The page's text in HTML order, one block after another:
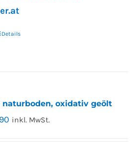
Details
naturboden, oxidativ geölt
inkl. MwSt.